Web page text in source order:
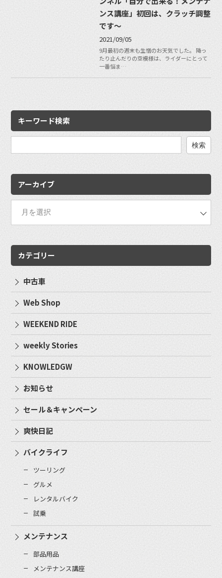
ンス講座」初回は、クラッチ調整
です〜
2021/09/05
9月最初の週末も生憎のお天気でした。 降っ
たり止んだりの空模様は、ライダーにとって
一番悩ま…
キーワード検索
アーカイブ
カテゴリー
中古車
Web Shop
WEEKEND RIDE
weekly Stories
KNOWLEDGW
お知らせ
セール＆キャンペーン
爽快日記
バイクライフ
ツーリング
グルメ
レンタルバイク
試乗
メンテナンス
部品用品
メンテナンス講座